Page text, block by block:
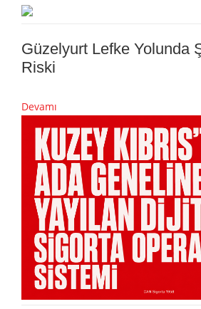
Güzelyurt Lefke Yolunda
Riski
Devamı